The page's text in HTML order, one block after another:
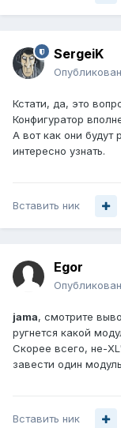
SergeiK
Кстати, да, это
Конфигуратор
А вот как они будут
интересно узнать.
Вставить ник
Egor
jama, смотрите
ругнется какой
Скорее всего, не-
завести один
Вставить ник